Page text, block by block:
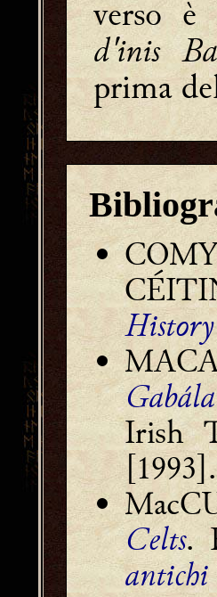
verso è
d'inis
prima
Irish
[1993].
Celts.